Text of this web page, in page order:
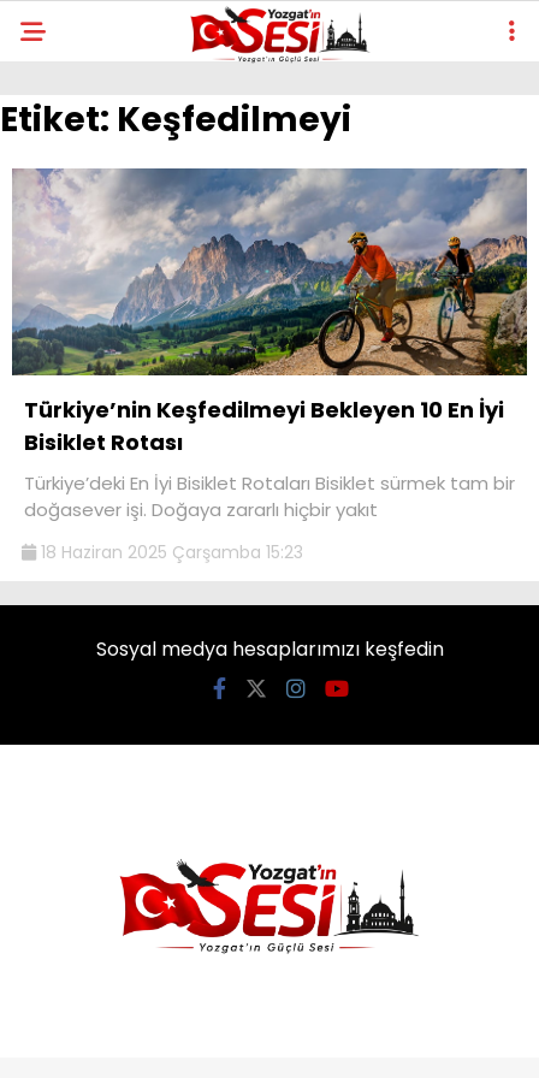
Etiket: Keşfedilmeyi
Türkiye’nin Keşfedilmeyi Bekleyen 10 En İyi
Bisiklet Rotası
Türkiye’deki En İyi Bisiklet Rotaları Bisiklet sürmek tam bir
doğasever işi. Doğaya zararlı hiçbir yakıt
18 Haziran 2025 Çarşamba 15:23
Sosyal medya hesaplarımızı keşfedin